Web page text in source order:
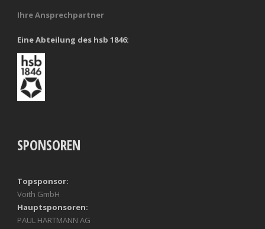
Ihre Ansprechpartner
Eine Abteilung des hsb 1846:
SPONSOREN
Topsponsor:
Voith GmbH
Hauptsponsoren:
PAUL HARTMANN AG